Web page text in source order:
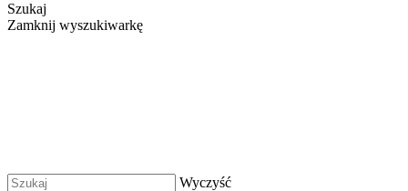
Szukaj
Zamknij wyszukiwarkę
Wyczyść